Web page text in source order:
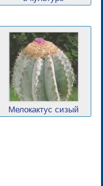
Мелокактус сизый